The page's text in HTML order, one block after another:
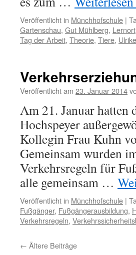
Veröffentlicht in Münchhofschule |
Gartenschau, Gut Mühlberg, Lernort
Tag der Arbeit, Theorie, Tiere,
Veröffentlicht am 23. Januar 2014
Am 21. Januar hatten
Hochspeyer
Kollegin Frau Kuhn
Gemeinsam wurden
Verkehrsregeln für
alle gemeinsam …
Veröffentlicht in Münchhofschule |
Fußgänger, Fußgängerausbildung,
Verkehrsregeln,
← Ältere Beiträge